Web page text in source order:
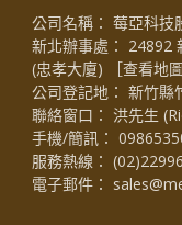
公司名稱： 莓亞科技
新北辦事處： 24892
(忠孝大廈) ［查看地圖
公司登記地： 新竹縣
聯絡窗口： 洪先生
手機/簡訊：
服務熱線：
電子郵件：